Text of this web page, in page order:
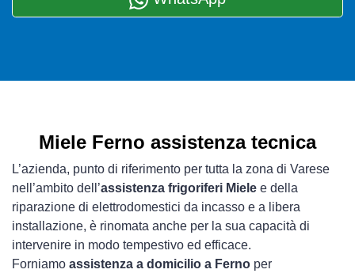
Miele Ferno assistenza tecnica
L’azienda, punto di riferimento per tutta la zona di Varese
nell’ambito dell’assistenza frigoriferi Miele e della
riparazione di elettrodomestici da incasso e a libera
installazione, è rinomata anche per la sua capacità di
intervenire in modo tempestivo ed efficace.
Forniamo assistenza a domicilio a Ferno per